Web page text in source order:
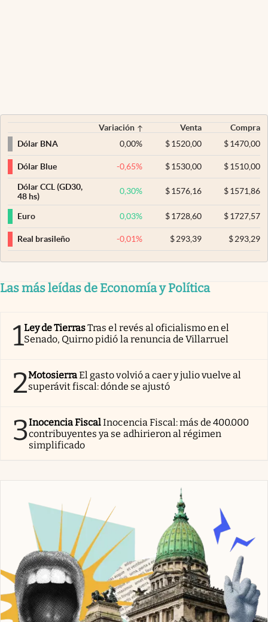
Variación Venta
Compra
Dólar BNA
0,00% $ 1520,00 $1470,00
Dólar Blue -0,65% $ 1530,00 $1510,00
Dólar CCL (GD30,
48 hs)
0,30% $ 1576,16 $1571,86
Euro 0,03% $ 1728,60 $1727,57
Real brasileño -0,01% $ 293,39 $293,29
Las más leídas de Economía y Política
1Ley de TierrasTras el revés al oficialismo en el
Senado, Quirno pidió la renuncia de Villarruel
2MotosierraEl gasto volvió a caer y julio vuelve al
superávit fiscal: dónde se ajustó
3Inocencia FiscalInocencia Fiscal: más de 400.000
contribuyentes ya se adhirieron al régimen
simplificado